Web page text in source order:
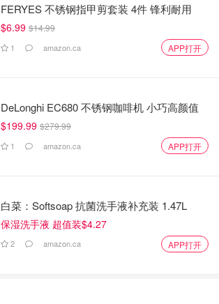
FERYES 不锈钢指甲剪套装 4件 锋利耐用
$6.99 $14.99
1 amazon.ca APP打开
DeLonghi EC680 不锈钢咖啡机 小巧高颜值
$199.99 $279.99
1 amazon.ca APP打开
白菜：Softsoap 抗菌洗手液补充装 1.47L
保湿洗手液 超值装$4.27
2 amazon.ca APP打开